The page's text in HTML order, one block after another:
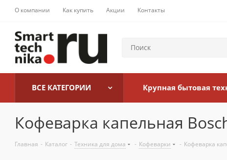
О компании Как купить Акции Контакты
ВСЕ КАТЕГОРИИ Крупная бытовая
Кофеварка капельная
Главная - Каталог - Техника для дома - Кофеварки - Кофеварка